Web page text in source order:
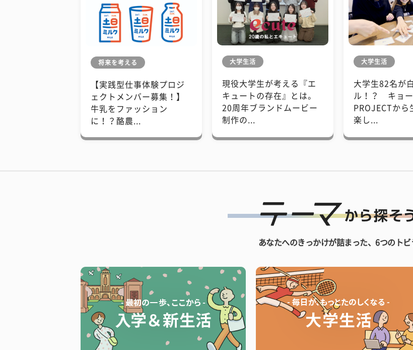
将来を考える
【実践型仕事体験プロジ
ェクトメンバー募集！】
牛乳をファッション
に！？酪農...
大学生活
現役大学生が考える『エ
キュートの存在』とは。
20周年ブランドムービー
制作の...
大学生活
大学生82名が
ル！？ キョー
PROJECTから
楽し...
あなたへのきっかけが詰まった、6つのトビ